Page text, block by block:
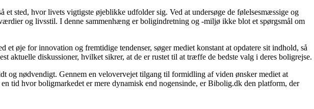
sted, hvor livets vigtigste øjeblikke udfolder sig. Ved at undersøge de følelsesmæssige og
og livsstil. I denne sammenhæng er boligindretning og -miljø ikke blot et spørgsmål om
øje for innovation og fremtidige tendenser, søger mediet konstant at opdatere sit indhold, så
aktuelle diskussioner, hvilket sikrer, at de er rustet til at træffe de bedste valg i deres boligrejse.
og nødvendigt. Gennem en velovervejet tilgang til formidling af viden ønsker mediet at
tid hvor boligmarkedet er mere dynamisk end nogensinde, er Bibolig.dk den platform, der